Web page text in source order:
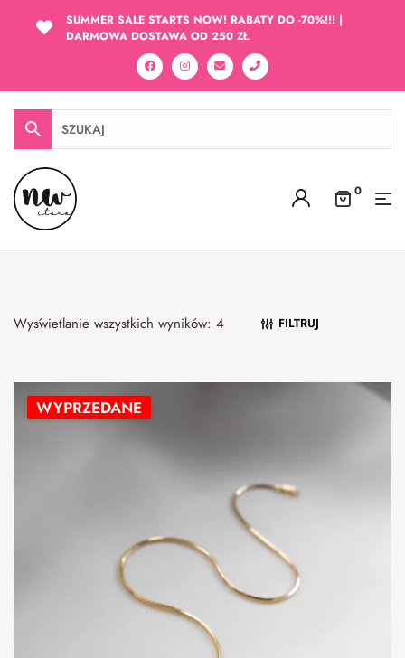
SUMMER SALE STARTS NOW! RABATY DO -70%!!! |
DARMOWA DOSTAWA OD 250 ZŁ
0
Wyświetlanie wszystkich wyników: 4 FILTRUJ
WYPRZEDANE